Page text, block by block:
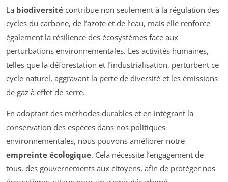
La biodiversité contribue non seulement à la régulation des
cycles du carbone, de l’azote et de l’eau, mais elle renforce
également la résilience des écosystèmes face aux
perturbations environnementales. Les activités humaines,
telles que la déforestation et l’industrialisation, perturbent ce
cycle naturel, aggravant la perte de diversité et les émissions
de gaz à effet de serre.
En adoptant des méthodes durables et en intégrant la
conservation des espèces dans nos politiques
environnementales, nous pouvons améliorer notre
empreinte écologique. Cela nécessite l’engagement de
tous, des gouvernements aux citoyens, afin de protéger nos